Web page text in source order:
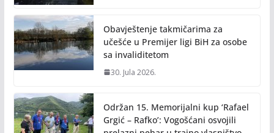
Obavještenje takmičarima za
učešće u Premijer ligi BiH za osobe
sa invaliditetom
30. Jula 2026.
Održan 15. Memorijalni kup ‘Rafael
Grgić – Rafko’: Vogošćani osvojili